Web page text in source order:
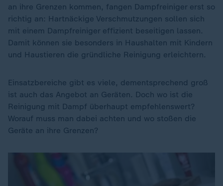
an ihre Grenzen kommen, fangen Dampfreiniger erst so
richtig an: Hartnäckige Verschmutzungen sollen sich
mit einem Dampfreiniger effizient beseitigen lassen.
Damit können sie besonders in Haushalten mit Kindern
und Haustieren die gründliche Reinigung erleichtern.
Einsatzbereiche gibt es viele, dementsprechend groß
ist auch das Angebot an Geräten. Doch wo ist die
Reinigung mit Dampf überhaupt empfehlenswert?
Worauf muss man dabei achten und wo stoßen die
Geräte an ihre Grenzen?